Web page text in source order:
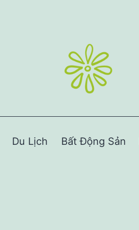
Du Lịch Bất Động Sản